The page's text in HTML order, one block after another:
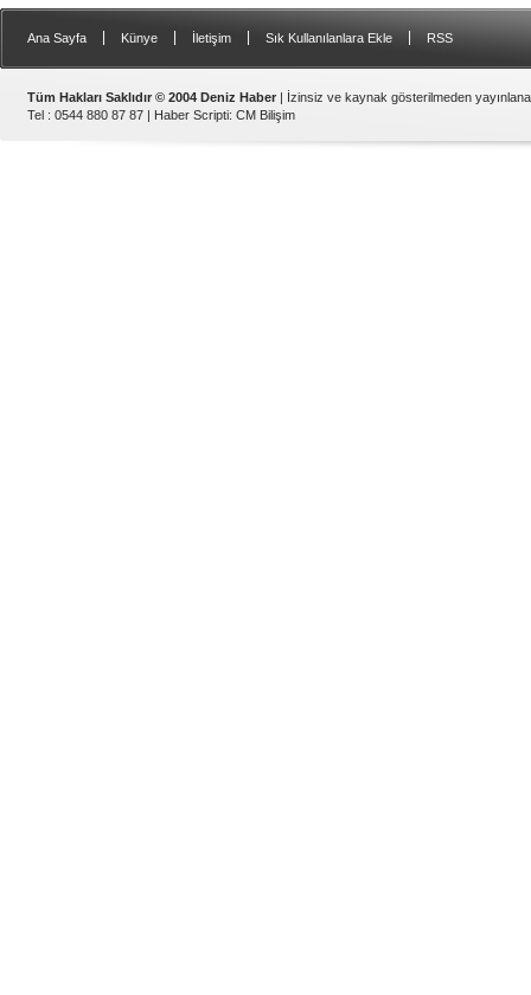
Ana Sayfa Künye İletişim Sık Kullanılanlara Ekle RSS
Tüm Hakları Saklıdır © 2004 Deniz Haber | İzinsiz ve kaynak gösterilmeden
Tel : 0544 880 87 87 | Haber Scripti: CM Bilişim